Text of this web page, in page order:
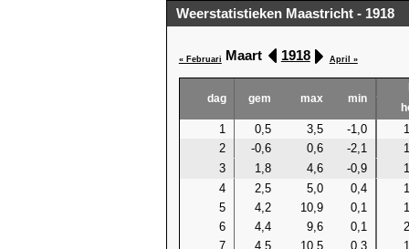
Weerstatistieken Maastricht - 1918
« Februari Maart 1918 April »
dag gem max min
1 0,5 3,5 -1,0
2
-0,6 0,6 -2,1
3
1,8 4,6 -0,9
4
2,5 5,0 0,4
5
4,2 10,9 0,1
6
4,4 9,6 0,1
7
4,5 10,5 0,3